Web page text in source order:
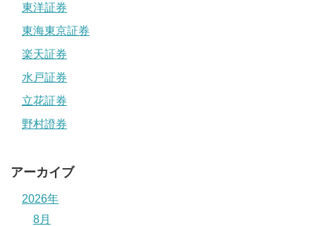
東洋証券
東海東京証券
楽天証券
水戸証券
立花証券
野村證券
アーカイブ
2026年
8月